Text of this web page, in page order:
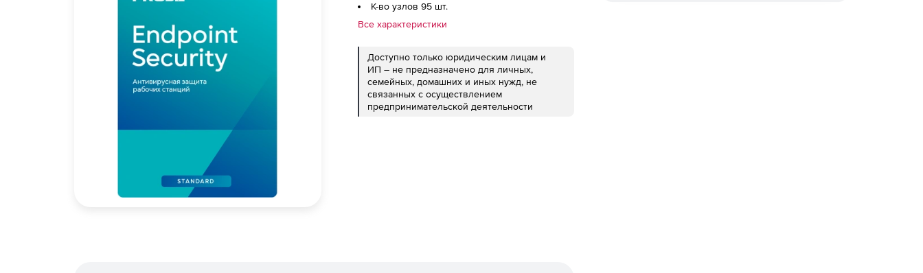
К-во узлов 95 шт.
Все характеристики
Доступно только юридическим лицам и
ИП – не предназначено для личных,
семейных, домашних и иных нужд, не
связанных с осуществлением
предпринимательской деятельности